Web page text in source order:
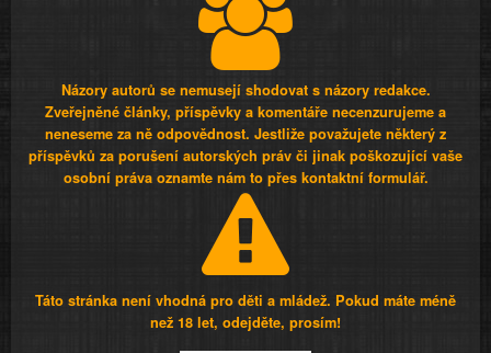
Názory autorů se nemusejí shodovat s názory redakce.
Zveřejněné články, příspěvky a komentáře necenzurujeme a
neneseme za ně odpovědnost. Jestliže považujete některý z
příspěvků za porušení autorských práv či jinak poškozující vaše
osobní práva oznamte nám to přes kontaktní formulář.
Táto stránka není vhodná pro děti a mládež. Pokud máte méně
než 18 let, odejděte, prosím!